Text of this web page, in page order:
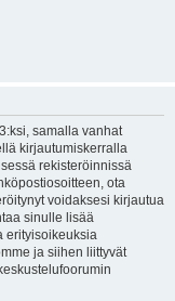
samalla vanhat
kirjautumiskerralla
rekisteröinnissä
ota
voidaksesi kirjautua
sinulle lisää
erityisoikeuksia
ja siihen liittyvät